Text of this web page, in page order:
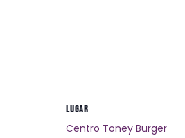
LUGAR
Centro Toney Burger